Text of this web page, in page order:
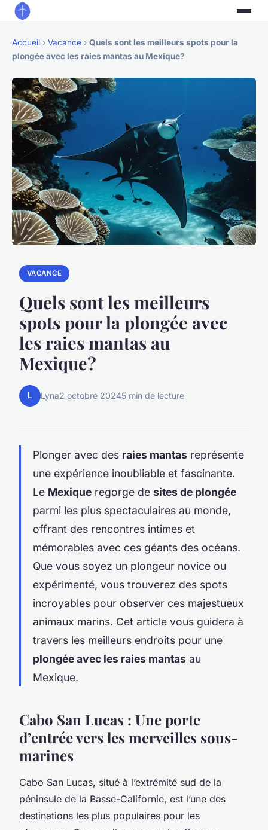
Accueil › Vacance › Quels sont les meilleurs spots pour la
plongée avec les raies mantas au Mexique?
VACANCE
Quels sont les meilleurs
spots pour la plongée avec
les raies mantas au
Mexique?
L Lyna2 octobre 20245 min de lecture
Plonger avec des raies mantas représente
une expérience inoubliable et fascinante.
Le Mexique regorge de sites de plongée
parmi les plus spectaculaires au monde,
offrant des rencontres intimes et
mémorables avec ces géants des océans.
Que vous soyez un plongeur novice ou
expérimenté, vous trouverez des spots
incroyables pour observer ces majestueux
animaux marins. Cet article vous guidera à
travers les meilleurs endroits pour une
plongée avec les raies mantas au
Mexique.
Cabo San Lucas : Une porte
d’entrée vers les merveilles sous-
marines
Cabo San Lucas, situé à l’extrémité sud de la
péninsule de la Basse-Californie, est l’une des
destinations les plus populaires pour les